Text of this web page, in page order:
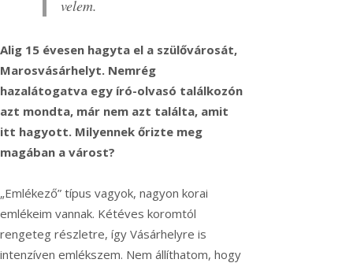
velem.
Alig 15 évesen hagyta el a szülővárosát,
Marosvásárhelyt. Nemrég
hazalátogatva egy író-olvasó találkozón
azt mondta, már nem azt találta, amit
itt hagyott. Milyennek őrizte meg
magában a várost?
„Emlékező” típus vagyok, nagyon korai
emlékeim vannak. Kétéves koromtól
rengeteg részletre, így Vásárhelyre is
intenzíven emlékszem. Nem állíthatom, hogy